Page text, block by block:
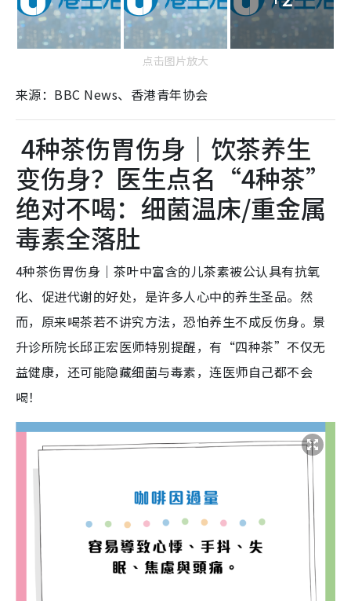
点击图片放大
来源：BBC News、香港青年协会
4种茶伤胃伤身｜饮茶养生
变伤身？医生点名“4种茶”
绝对不喝：细菌温床/重金属
毒素全落肚
4种茶伤胃伤身｜茶叶中富含的儿茶素被公认具有抗氧
化、促进代谢的好处，是许多人心中的养生圣品。然
而，原来喝茶若不讲究方法，恐怕养生不成反伤身。景
升诊所院长邱正宏医师特别提醒，有“四种茶”不仅无
益健康，还可能隐藏细菌与毒素，连医师自己都不会
喝！